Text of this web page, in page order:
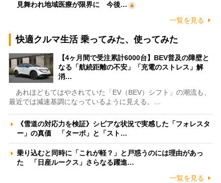
見舞われ地域医療が限界に 今後…
一覧を見る
快適クルマ生活 乗ってみた、使ってみた
【4ヶ月間で受注累計6000台】BEV普及の障壁と
なる「航続距離の不安」「充電のストレス」解
消…
あれほどもてはやされていた「EV（BEV）シフト」の潮流も、
最近では減速基調になっているように見える。…
《雪道の対応力を検証》シビアな状況で実感した「フォレスタ
ー」の真価 「ターボ」と「スト…
乗り込むと同時に「これが軽？」と戸惑うのには理由があっ
た 「日産ルークス」さらなる躍進…
一覧を見る